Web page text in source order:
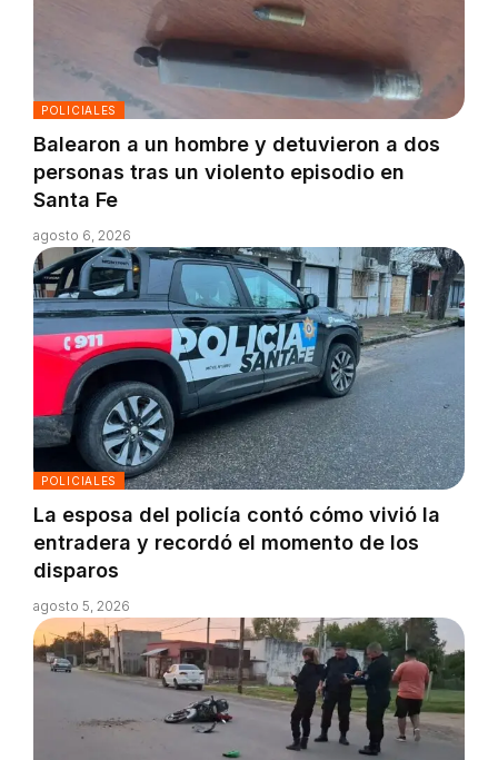
POLICIALES
Balearon a un hombre y detuvieron a dos
personas tras un violento episodio en
Santa Fe
agosto 6, 2026
POLICIALES
La esposa del policía contó cómo vivió la
entradera y recordó el momento de los
disparos
agosto 5, 2026